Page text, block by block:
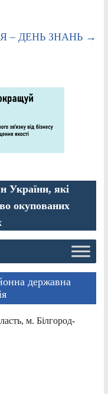
– ДЕНЬ ЗНАНЬ →
України, які
окупованих
державна
м. Білгород-